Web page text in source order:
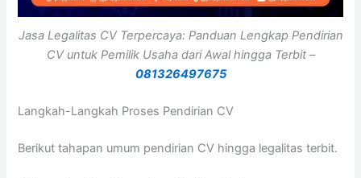
Jasa Legalitas CV Terpercaya: Panduan Lengkap Pendirian
CV untuk Pemilik Usaha dari Awal hingga Terbit –
081326497675
Langkah-Langkah Proses Pendirian CV
Berikut tahapan umum pendirian CV hingga legalitas terbit.